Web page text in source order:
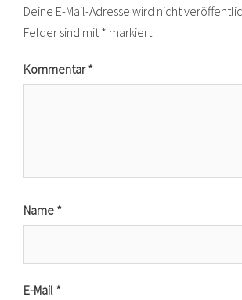
Deine E-Mail-Adresse wird nicht
Felder sind mit * markiert
Kommentar*
Name *
E-Mail *